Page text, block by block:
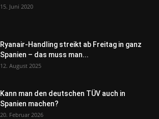
15. Juni 2020
Ryanair-Handling streikt ab Freitag in ganz
Spanien – das muss man...
12. August 2025
Kann man den deutschen TÜV auch in
Spanien machen?
20. Februar 2026